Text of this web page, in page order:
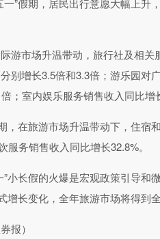
一”假期，居民出行意愿大幅上
游市场升温带动，旅行社及相
别增长3.5倍和3.3倍；游乐园对
；室内娱乐服务销售收入同比增
，在旅游市场升温带动下，住
务销售收入同比增长32.8%。
”小长假的火爆是宏观政策引导
增长变化，全年旅游市场将得到
报）